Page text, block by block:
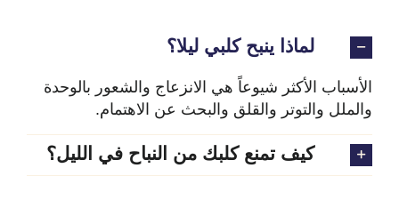
لماذا ينبح كلبي ليلا؟
الأسباب الأكثر شيوعاً هي الانزعاج والشعور بالوحدة
والملل والتوتر والقلق والبحث عن الاهتمام.
كيف تمنع كلبك من النباح في الليل؟